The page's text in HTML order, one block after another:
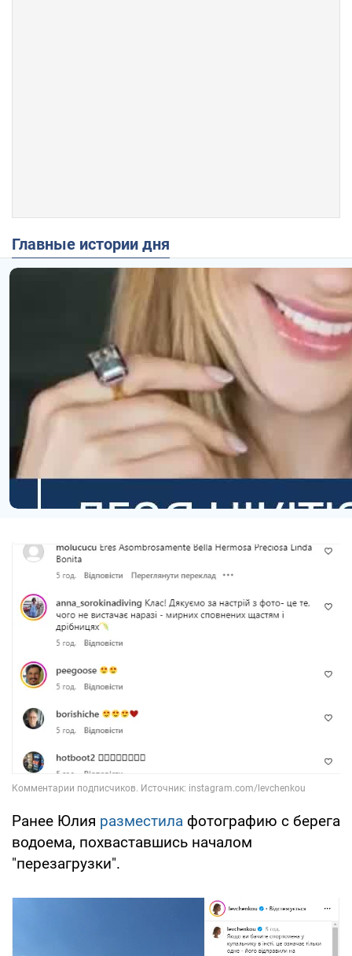
Главные истории дня
Ранее Юлия разместила фотографию с берега
водоема, похваставшись началом
"перезагрузки".